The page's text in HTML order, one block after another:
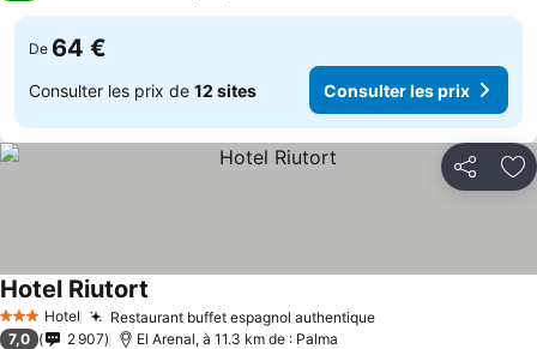
De 64 €
Consulter les prix de 12 sites Consulter les prix
Partager
3 ÉtoilesHotel Restaurant buffet espagnol authentique
Hotel Riutort
7,0 2 907 El Arenal, à 11.3 km de : Palma